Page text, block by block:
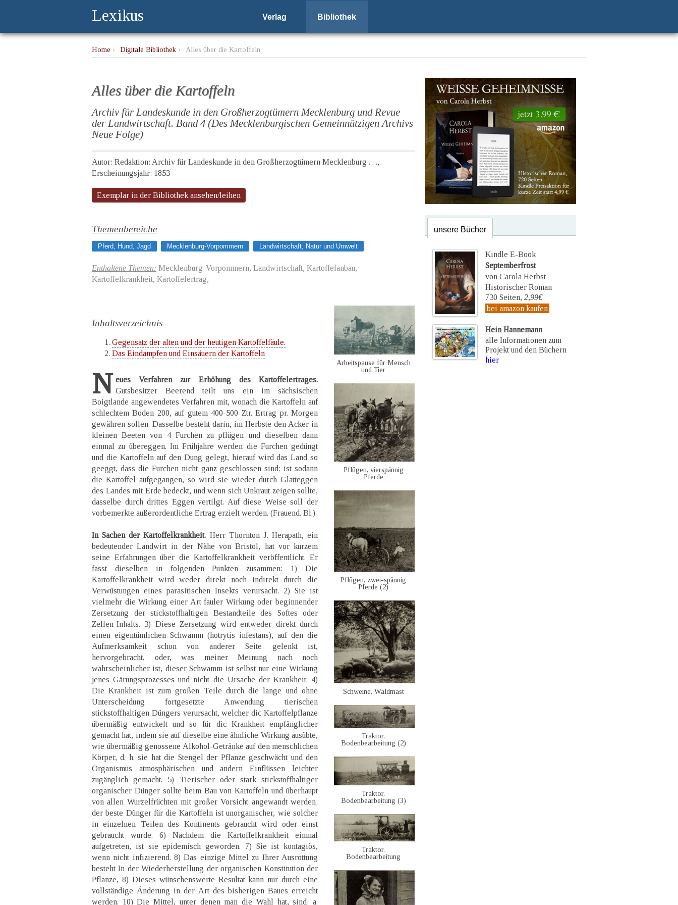
Lexikus Verlag Bibliothek
Home › Digitale Bibliothek › Alles über die Kartoffeln
Alles über die Kartoffeln
Archiv für Landeskunde in den Großherzogtümern Mecklenburg und Revue
der Landwirtschaft. Band 4 (Des Mecklenburgischen Gemeinnützigen Archivs
Neue Folge)
Autor: Redaktion: Archiv für Landeskunde in den Großherzogtümern Mecklenburg . . .,
Erscheinungsjahr: 1853
Exemplar in der Bibliothek ansehen/leihen
Themenbereiche
Pferd, Hund, Jagd Mecklenburg-Vorpommern Landwirtschaft, Natur und Umwelt
Enthaltene Themen: Mecklenburg-Vorpommern, Landwirtschaft, Kartoffelanbau,
Kartoffelkrankheit, Kartoffelertrag,
Inhaltsverzeichnis
Gegensatz der alten und der heutigen Kartoffelfäule.
Das Eindampfen und Einsäuern der Kartoffeln
N eues Verfahren zur Erhöhung des Kartoffelertrages.
Gutsbesitzer Beerend teilt uns ein im sächsischen
Boigtlande angewendetes Verfahren mit, wonach die Kartoffeln auf
schlechtem Boden 200, auf gutem 400-500 Ztr. Ertrag pr. Morgen
gewähren sollen. Dasselbe besteht darin, im Herbste den Acker in
kleinen Beeten von 4 Furchen zu pflügen und dieselben dann
einmal zu übereggen. Im Frühjahre werden die Furchen gedüngt
und die Kartoffeln auf den Dung gelegt, hierauf wird das Land so
geeggt, dass die Furchen nicht ganz geschlossen sind; ist sodann
die Kartoffel aufgegangen, so wird sie wieder durch Glatteggen
des Landes mit Erde bedeckt, und wenn sich Unkraut zeigen sollte,
dasselbe durch drittes Eggen vertilgt. Auf diese Weise soll der
vorbemerkte außerordentliche Ertrag erzielt werden. (Frauend. Bl.)
In Sachen der Kartoffelkrankheit. Herr Thornton J. Herapath, ein
bedeutender Landwirt in der Nähe von Bristol, hat vor kurzem
seine Erfahrungen über die Kartoffelkrankheit veröffentlicht. Er
fasst dieselben in folgenden Punkten zusammen: 1) Die
Kartoffelkrankheit wird weder direkt noch indirekt durch die
Verwüstungen eines parasitischen Insekts verursacht. 2) Sie ist
vielmehr die Wirkung einer Art fauler Wirkung oder beginnender
Zersetzung der stickstoffhaltigen Bestandteile des Softes oder
Zellen-Inhalts. 3) Diese Zersetzung wird entweder direkt durch
einen eigentümlichen Schwamm (hotrytis infestans), auf den die
Aufmerksamkeit schon von anderer Seite gelenkt ist,
hervorgebracht, oder, was meiner Meinung nach noch
wahrscheinlicher ist, dieser Schwamm ist selbst nur eine Wirkung
jenes Gärungsprozesses und nicht die Ursache der Krankheit. 4)
Die Krankheit ist zum großen Teile durch die lange und ohne
Unterscheidung fortgesetzte Anwendung tierischen
stickstoffhaltigen Düngers verursacht, welcher dic Kartoffelpflanze
übermäßig entwickelt und so für dic Krankheit empfänglicher
gemacht hat, indem sie auf dieselbe eine ähnliche Wirkung ausübte,
wie übermäßig genossene Alkohol-Getränke auf den menschlichen
Körper, d. h. sie hat die Stengel der Pflanze geschwächt und den
Organismus atmosphärischen und andern Einflüssen leichter
zugänglich gemacht. 5) Tierischer oder stark stickstoffhaltiger
organischer Dünger sollte beim Bau von Kartoffeln und überhaupt
von allen Wurzelfrüchten mit großer Vorsicht angewandt werden;
der beste Dünger für die Kartoffeln ist unorganischer, wie solcher
in einzelnen Teilen des Kontinents gebraucht wird oder einst
gebraucht wurde. 6) Nachdem die Kartoffelkrankheit einmal
aufgetreten, ist sie epidemisch geworden. 7) Sie ist kontagiös,
wenn nicht infizierend. 8) Das einzige Mittel zu Ihrer Ausrottung
besteht In der Wiederherstellung der organischen Konstitution der
Pflanze, 8) Dieses wünschenswerte Resultat kann nur durch eine
vollständige Änderung in der Art des bisherigen Baues erreicht
werden. 10) Die Mittel, unter denen man die Wahl hat, sind: a.
Arbeitspause für Mensch
und Tier
Pflügen, vierspännig
Pferde
Pflügen, zwei-spännig
Pferde (2)
Schweine, Waldmast
Traktor,
Bodenbearbeitung (2)
Traktor,
Bodenbearbeitung (3)
Traktor,
Bodenbearbeitung
unsere Bücher
Kindle E-Book
Septemberfrost
von Carola Herbst
Historischer Roman
730 Seiten, 2,99€
bei amazon kaufen
Hein Hannemann
alle Informationen zum
Projekt und den Büchern
hier